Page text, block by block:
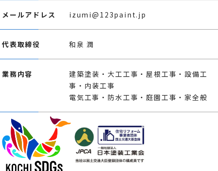
メールアドレス izumi@123paint.jp
代表取締役 和泉 潤
業務内容
建築塗装・大工工事・屋根工事・設備工
事・内装工事
電気工事・防水工事・庭園工事・家全般